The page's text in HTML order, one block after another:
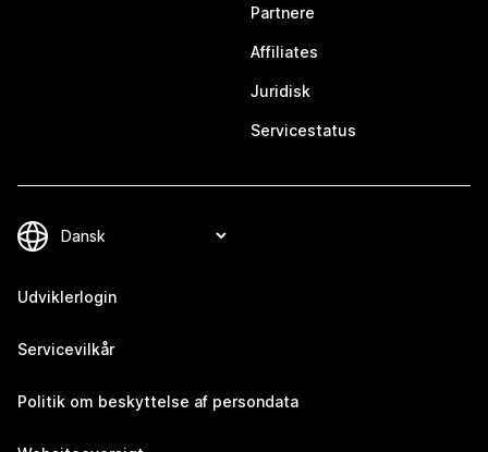
Partnere
Affiliates
Juridisk
Servicestatus
Udviklerlogin
Servicevilkår
Politik om beskyttelse af persondata